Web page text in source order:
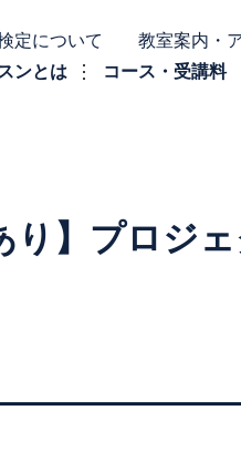
定について 教室案内・
ンとは
コース・受講料
り】プロジ